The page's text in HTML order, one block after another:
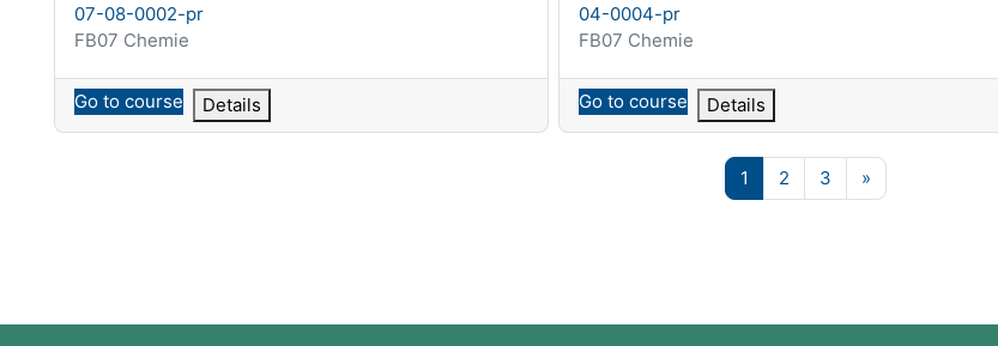
07-08-0002-pr
Kategoria kursu
FB07 Chemie
Go to course Details
04-0004-pr
Kategoria kursu
FB07 Chemie
Go to course Details
1 Strona 1
2Strona 2
3Strona 3
»Następna strona